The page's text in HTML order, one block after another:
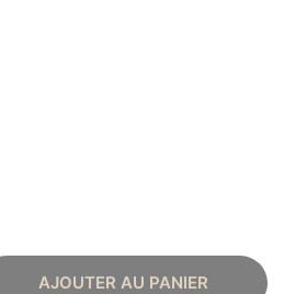
AJOUTER AU PANIER